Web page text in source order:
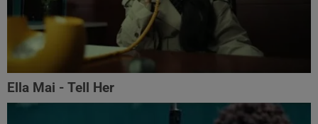
Ella Mai - Tell Her